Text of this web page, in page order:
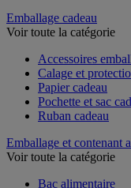
Emballage cadeau
Accessoires
Calage et
Papier cadeau
Pochette et sac
Emballage et contenant